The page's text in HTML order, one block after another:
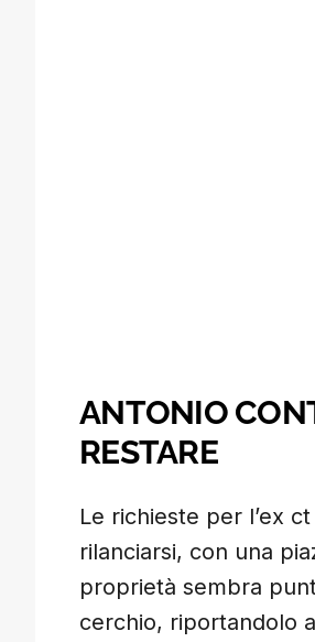
ANTONIO
RESTARE
Le richieste per l’ex
rilanciarsi, con una
proprietà sembra
cerchio, riportandolo